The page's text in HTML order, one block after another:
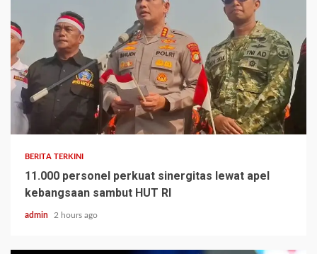
BERITA TERKINI
11.000 personel perkuat sinergitas lewat apel
kebangsaan sambut HUT RI
admin 2 hours ago